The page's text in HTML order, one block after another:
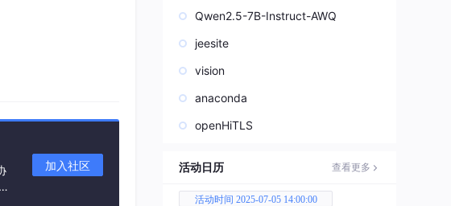
指导意义的命题：
这些任务的信号
写漂亮句子"的神
。
加入社区
Qwen2.5-7B-Instruct-AWQ
jeesite
vision
anaconda
openHiTLS
活动日历 查看更多
活动时间 2025-07-05 14:00:00